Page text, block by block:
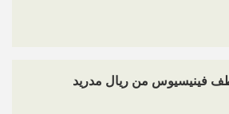
فينيسيوس من ريال مدريد